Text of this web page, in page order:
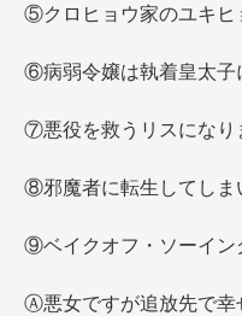
⑤クロヒョウ家のユキヒ
⑥病弱令嬢は執着皇太子
⑦悪役を救うリスになり
⑧邪魔者に転生してしま
⑨ベイクオフ・ソーイン
Ⓐ悪女ですが追放先で幸